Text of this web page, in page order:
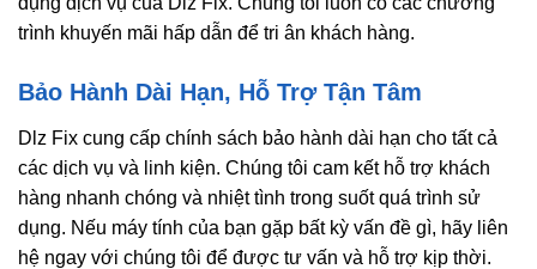
trình khuyến mãi hấp dẫn để tri ân khách hàng.
Bảo Hành Dài Hạn, Hỗ Trợ Tận Tâm
Dlz Fix cung cấp chính sách bảo hành dài hạn cho tất cả
các dịch vụ và linh kiện. Chúng tôi cam kết hỗ trợ khách
hàng nhanh chóng và nhiệt tình trong suốt quá trình sử
dụng. Nếu máy tính của bạn gặp bất kỳ vấn đề gì, hãy liên
hệ ngay với chúng tôi để được tư vấn và hỗ trợ kịp thời.